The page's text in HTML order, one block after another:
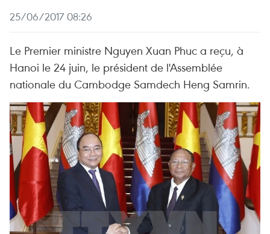
25/06/2017 08:26
Le Premier ministre Nguyen Xuan Phuc a reçu, à
Hanoi le 24 juin, le président de l'Assemblée
nationale du Cambodge Samdech Heng Samrin.